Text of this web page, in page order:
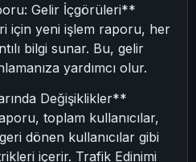
Gelir İçgörüleri**
için yeni işlem raporu, her
bilgi sunar. Bu, gelir
yardımcı olur.
Değişiklikler**
toplam kullanıcılar,
dönen kullanıcılar gibi
içerir. Trafik Edinimi